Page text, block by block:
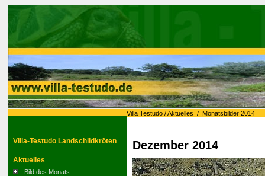
Villa Testudo /Aktuelles / Monatsbilder 2014
Villa-Testudo Landschildkröten
Aktuelles
Bild des Monats
Dezember 2014